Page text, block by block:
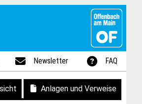
Newsletter FAQ
Anlagen und Verweise